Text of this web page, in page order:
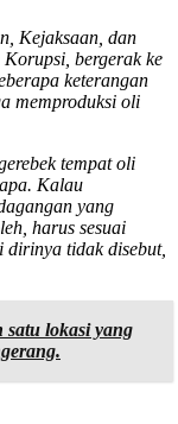
Kejaksaan, dan
Korupsi, bergerak ke
keterangan
memproduksi oli
tempat oli
Kalau
yang
harus sesuai
dirinya tidak disebut,
lokasi yang